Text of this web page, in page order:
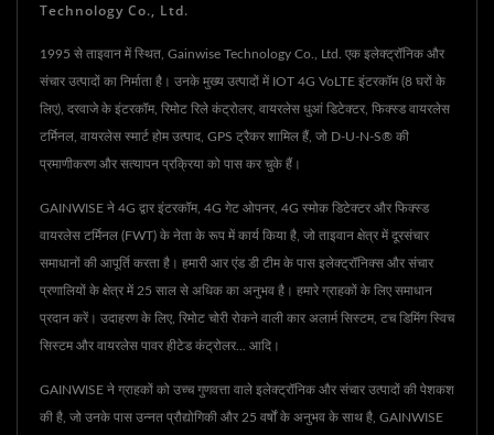
Technology Co., Ltd.
1995 से ताइवान में स्थित, Gainwise Technology Co., Ltd. एक इलेक्ट्रॉनिक और
संचार उत्पादों का निर्माता है। उनके मुख्य उत्पादों में IOT 4G VoLTE इंटरकॉम (8 घरों के
लिए), दरवाजे के इंटरकॉम, रिमोट रिले कंट्रोलर, वायरलेस धुआं डिटेक्टर, फिक्स्ड वायरलेस
टर्मिनल, वायरलेस स्मार्ट होम उत्पाद, GPS ट्रैकर शामिल हैं, जो D-U-N-S® की
प्रमाणीकरण और सत्यापन प्रक्रिया को पास कर चुके हैं।
GAINWISE ने 4G द्वार इंटरकॉम, 4G गेट ओपनर, 4G स्मोक डिटेक्टर और फिक्स्ड
वायरलेस टर्मिनल (FWT) के नेता के रूप में कार्य किया है, जो ताइवान क्षेत्र में दूरसंचार
समाधानों की आपूर्ति करता है। हमारी आर एंड डी टीम के पास इलेक्ट्रॉनिक्स और संचार
प्रणालियों के क्षेत्र में 25 साल से अधिक का अनुभव है। हमारे ग्राहकों के लिए समाधान
प्रदान करें। उदाहरण के लिए, रिमोट चोरी रोकने वाली कार अलार्म सिस्टम, टच डिमिंग स्विच
सिस्टम और वायरलेस पावर हीटेड कंट्रोलर... आदि।
GAINWISE ने ग्राहकों को उच्च गुणवत्ता वाले इलेक्ट्रॉनिक और संचार उत्पादों की पेशकश
की है, जो उनके पास उन्नत प्रौद्योगिकी और 25 वर्षों के अनुभव के साथ है, GAINWISE